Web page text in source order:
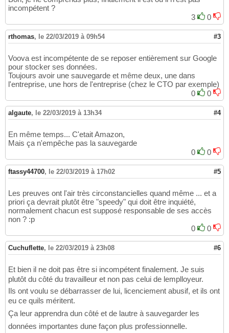
incompétent ?
3
0
rthomas, le 22/03/2019 à 09h54 #3
Voova est incompétente de se reposer entièrement sur Google
pour stocker ses données.
Toujours avoir une sauvegarde et même deux, une dans
l'entreprise, une hors de l'entreprise (chez le CTO par exemple)
0
0
algaute, le 22/03/2019 à 13h34 #4
En même temps... C'etait Amazon,
Mais ça n'empêche pas la sauvegarde
0
0
ftassy44700, le 22/03/2019 à 17h02 #5
Les preuves ont l'air très circonstancielles quand même ... et a
priori ça devrait plutôt être "speedy" qui doit être inquiété,
normalement chacun est supposé responsable de ses accès
non ? :p
0
0
Cuchuflette, le 22/03/2019 à 23h08 #6
Et bien il ne doit pas être si incompétent finalement. Je suis
plutôt du côté du travailleur et non pas celui de lemplloyeur.
Ils ont voulu se débarrasser de lui, licenciement abusif, et ils ont
eu ce quils méritent.
Ça leur apprendra dun côté et de lautre à sauvegarder les
données importantes dune façon plus professionnelle.